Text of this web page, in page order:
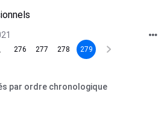
276 277 278 279
par ordre chronologique